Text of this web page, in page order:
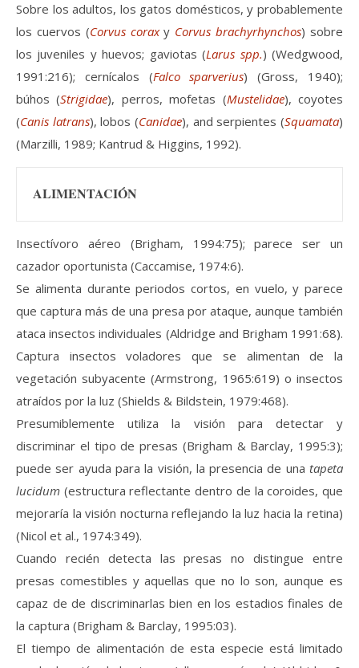
Sobre los adultos, los gatos domésticos, y probablemente
los cuervos (Corvus coraxy Corvus brachyrhynchos) sobre
los juveniles y huevos; gaviotas (Larus spp.) (Wedgwood,
1991:216); cernícalos (Falco sparverius) (Gross, 1940);
búhos (Strigidae), perros, mofetas (Mustelidae), coyotes
(Canis latrans), lobos (Canidae), and serpientes (Squamata)
(Marzilli, 1989; Kantrud & Higgins, 1992).
ALIMENTACIÓN
Insectívoro aéreo (Brigham, 1994:75); parece ser un
cazador oportunista (Caccamise, 1974:6).
Se alimenta durante periodos cortos, en vuelo, y parece
que captura más de una presa por ataque, aunque también
ataca insectos individuales (Aldridge and Brigham 1991:68).
Captura insectos voladores que se alimentan de la
vegetación subyacente (Armstrong, 1965:619) o insectos
atraídos por la luz (Shields & Bildstein, 1979:468).
Presumiblemente utiliza la visión para detectar y
discriminar el tipo de presas (Brigham & Barclay, 1995:3);
puede ser ayuda para la visión, la presencia de una tapeta
lucidum (estructura reflectante dentro de la coroides, que
mejoraría la visión nocturna reflejando la luz hacia la retina)
(Nicol et al., 1974:349).
Cuando recién detecta las presas no distingue entre
presas comestibles y aquellas que no lo son, aunque es
capaz de de discriminarlas bien en los estadios finales de
la captura (Brigham & Barclay, 1995:03).
El tiempo de alimentación de esta especie está limitado